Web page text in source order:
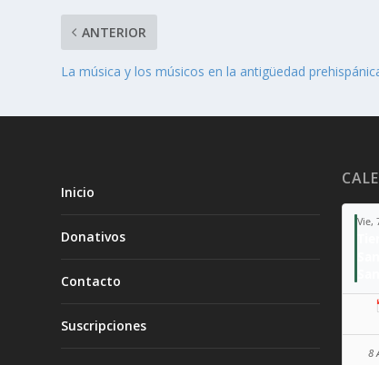
ANTERIOR
La música y los músicos en la antigüedad
Inicio
Donativos
Contacto
Suscripciones
Vie,
8